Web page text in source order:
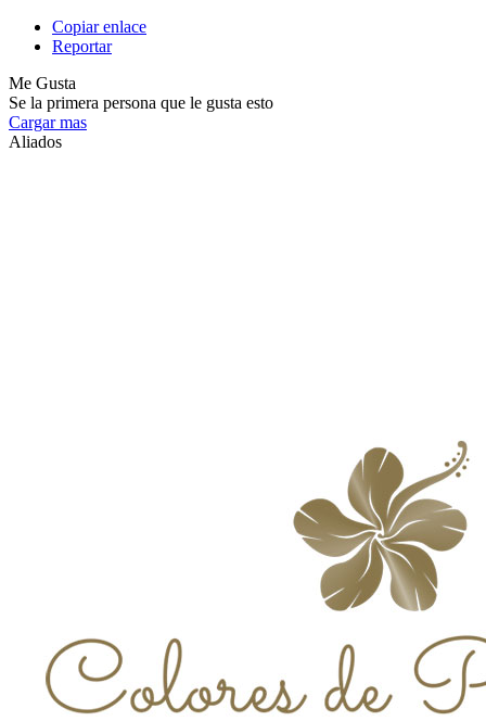
Copiar enlace
Reportar
Me Gusta
Se la primera persona que le gusta esto
Cargar mas
Aliados